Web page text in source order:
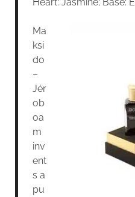
Ma
ksi
do
–
Jér
ob
oa
m
inv
ent
s a
pu